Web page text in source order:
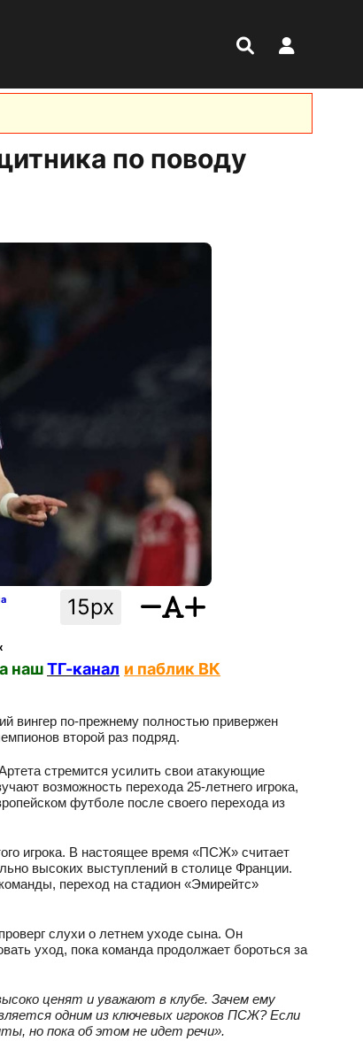
по поводу
15px
нашТГ-канал и паблик ВК
вингер по-прежнему полностью привержен
второй раз подряд.
стремится усилить свои атакующие
возможность перехода 25-летнего игрока,
футболе после своего перехода из
игрока. В настоящее время «ПСЖ» считает
высоких выступлений в столице Франции.
переход на стадион «Эмирейтс»
слухи о летнем уходе сына. Он
уход, пока команда продолжает бороться за
ценят и уважают в клубе. Зачем ему
одним из ключевых игроков ПСЖ? Если
но пока об этом не идет речи».